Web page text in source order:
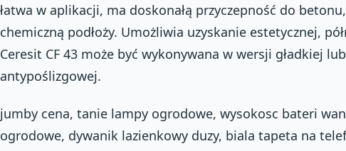
łatwa w aplikacji, ma doskonałą przyczepność do
chemiczną podłoży. Umożliwia uzyskanie estetycznej,
Ceresit CF 43 może być wykonywana w wersji gładkiej
antypoślizgowej.
jumby cena, tanie lampy ogrodowe, wysokosc bateri
ogrodowe, dywanik lazienkowy duzy, biala tapeta na